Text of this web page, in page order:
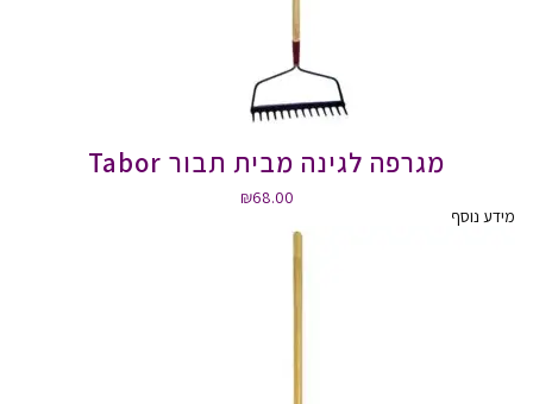
מגרפה לגינה מבית תבור Tabor
₪68.00
מידע נוסף